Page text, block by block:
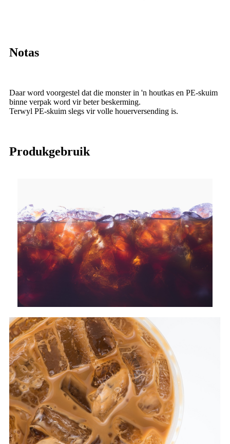
Notas
Daar word voorgestel dat die monster in 'n houtkas en PE-skuim
binne verpak word vir beter beskerming.
Terwyl PE-skuim slegs vir volle houerversending is.
Produkgebruik